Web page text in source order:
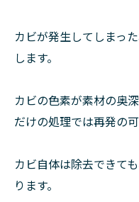
カビが発生してしまっ
します。
カビの色素が素材の奥
だけの処理では再発の
カビ自体は除去できて
ります。